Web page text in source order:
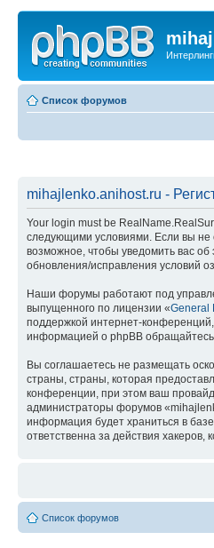
Список форумов
mihajlenko.anihost.ru -
Your login must be
следующими условиями. Если вы не
возможное, чтобы уведомить вас
обновления/исправления условий
Наши форумы работают под
выпущенного по лицензии «General
поддержкой интернет-
информацией о phpBB
Вы соглашаетесь не размещать
страны, страны, которая
конференции, при этом ваш
администраторы форумов
информация будет храниться в
ответственна за действия хакеров,
Список форумов